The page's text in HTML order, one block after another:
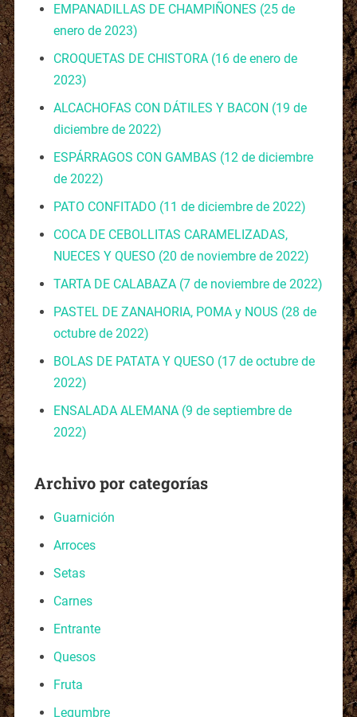
EMPANADILLAS DE CHAMPIÑONES (25 de
enero de 2023)
CROQUETAS DE CHISTORA (16 de enero de
2023)
ALCACHOFAS CON DÁTILES Y BACON (19 de
diciembre de 2022)
ESPÁRRAGOS CON GAMBAS (12 de diciembre
de 2022)
PATO CONFITADO (11 de diciembre de 2022)
COCA DE CEBOLLITAS CARAMELIZADAS,
NUECES Y QUESO (20 de noviembre de 2022)
TARTA DE CALABAZA (7 de noviembre de 2022)
PASTEL DE ZANAHORIA, POMA y NOUS (28 de
octubre de 2022)
BOLAS DE PATATA Y QUESO (17 de octubre de
2022)
ENSALADA ALEMANA (9 de septiembre de
2022)
Archivo por categorías
Guarnición
Arroces
Setas
Carnes
Entrante
Quesos
Fruta
Legumbre